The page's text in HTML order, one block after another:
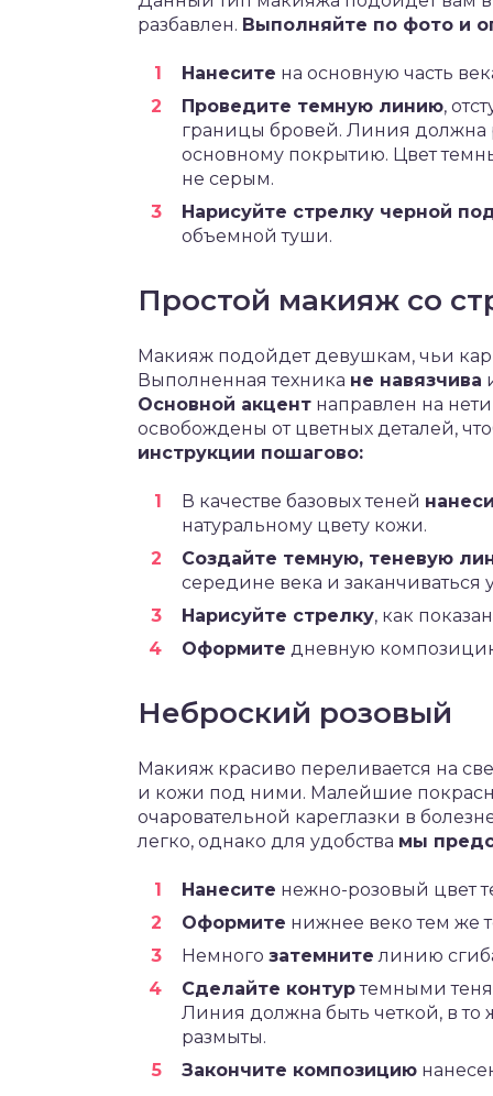
разбавлен. Выполняйте по фото и
Нанесите на основную часть
Проведите темную линию,
границы бровей. Линия должна
основному покрытию. Цвет
не серым.
Нарисуйте стрелку черной
объемной туши.
Простой макияж со
Макияж подойдет девушкам, чьи
Выполненная техника не навязчива
Основной акцент направлен на
освобождены от цветных деталей,
инструкции пошагово:
В качестве базовых теней
натуральному цвету кожи.
Создайте темную, теневую
середине века и заканчиваться
Нарисуйте стрелку, как
Оформите дневную
Неброский розовый
Макияж красиво переливается на
и кожи под ними. Малейшие
очаровательной кареглазки в
легко, однако для удобства мы
Нанесите нежно-розовый цвет
Оформите нижнее веко тем же
Немного затемните линию
Сделайте контуртемными
Линия должна быть четкой, в
размыты.
Закончите композицию